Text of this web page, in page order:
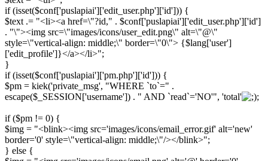
if (isset($conf['puslapiai']['edit_user.php']['id'])) {
$text .= "<li><a href=\"?id," . $conf['puslapiai']['edit_user.php']['id']
. "\"><img src=\"images/icons/user_edit.png\" alt=\"@\"
style=\"vertical-align: middle;\" border=\"0\"> {$lang['user']
['edit_profile']}</a></li>";
}
if (isset($conf['puslapiai']['pm.php']['id'])) {
$pm = kiek('private_msg', "WHERE `to`=" .
escape($_SESSION['username']) . " AND `read`='NO'", 'total'
;
if ($pm != 0) {
$img = "<blink><img src='images/icons/email_error.gif' alt='new'
border='0' style=\"vertical-align: middle;\"/></blink>";
} else {